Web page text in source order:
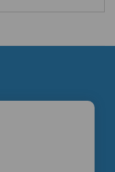
за боксирање
, Alibaba ,
боксирање ,